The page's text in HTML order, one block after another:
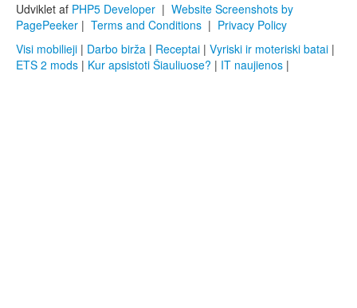
Udviklet af PHP5 Developer | Website Screenshots by
PagePeeker | Terms and Conditions | Privacy Policy
Visi mobilieji | Darbo birža | Receptai | Vyriski ir moteriski batai |
ETS 2 mods | Kur apsistoti Šiauliuose? | IT naujienos |